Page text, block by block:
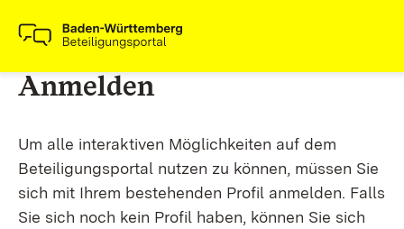
Anmelden
Um alle interaktiven Möglichkeiten auf dem
Beteiligungsportal nutzen zu können, müssen Sie
sich mit Ihrem bestehenden Profil anmelden. Falls
Sie sich noch kein Profil haben, können Sie sich